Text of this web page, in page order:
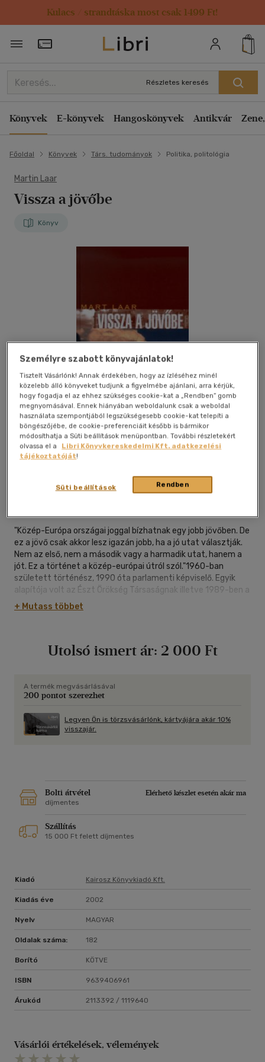
Kulacs / strandtáska most csak 1499 Ft!
Törzsvásárlói Kártya adatai
Részletes keresés
Könyvek E-könyvek Hangoskönyvek Antikvár
Főoldal Könyvek Társ. tudományok Politika, politológia
Martin Laar
Vissza a jövőbe
Könyv
Kívánságlistához adom Megosztom
Kairosz Könyvkiadó Kft.|2002|magyar nyelvű|kötve
"Közép-Európa országai joggal bízhatnak egy jobb jövőben. De
ez a jövő csak akkor lesz igazán jobb, ha a jó utat választják.
Nem az első, nem a második vagy a harmadik utat, hanem a
jót. Ez a történet a közép-európai útról szól."1960-ban
született történész, 1990 óta parlamenti képviselő. Egyik
alapítója volt az Észt Örökség Társaságnak illetve 1989-ben a
Kereszténydemokrata Uniónak. 1992-től 1994-ig, majd 1999-
től lemondásáig Észtország miniszterelnöke volt.
+ Mutass többet
Utolsó ismert ár: 2 000 Ft
A termék megvásárlásával
200 pontot szerezhet
Legyen Ön is törzsvásárlónk, kártyájára akár 10%
visszajár.
Bolti átvétel
Elérhető készlet esetén akár ma
díjmentes
Szállítás
15 000 Ft felett díjmentes
Kiadó Kairosz Könyvkiadó Kft.
Kiadás éve 2002
Nyelv MAGYAR
Oldalak száma: 182
Borító KÖTVE
ISBN 9639406961
Árukód 2113392 / 1119640
Vásárlói értékelések, vélemények
Személyre szabott könyvajánlatok!
Tisztelt Vásárlónk! Annak érdekében, hogy az ízléséhez minél
közelebb álló könyveket tudjunk a figyelmébe ajánlani, arra kérjük,
hogy fogadja el az ehhez szükséges cookie-kat a „Rendben” gomb
megnyomásával. Ennek hiányában weboldalunk csak a weboldal
használata szempontjából legszükségesebb cookie-kat telepíti a
böngészőjébe, de cookie-preferenciáit később is bármikor
módosíthatja a Süti beállítások menüpontban. További részletekért
olvassa el a
Libri Könyvkereskedelmi Kft. adatkezelési
tájékoztatóját!
Rendben
Süti beállítások